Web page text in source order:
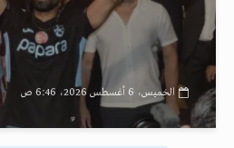
الخميس، 6 أغسطس 2026، 6:46 ص